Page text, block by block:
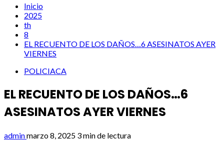
Inicio
2025
th
8
EL RECUENTO DE LOS DAÑOS…6 ASESINATOS AYER
VIERNES
POLICIACA
EL RECUENTO DE LOS DAÑOS…6
ASESINATOS AYER VIERNES
adminmarzo 8, 2025 3 min de lectura